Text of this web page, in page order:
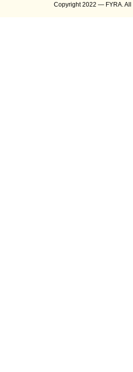
Copyright 2022 — FYRA. All